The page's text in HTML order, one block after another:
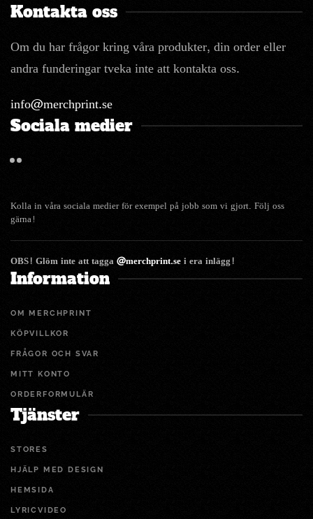
Kontakta oss
Om du har frågor kring våra produkter, din order eller
andra funderingar tveka inte att kontakta oss.
info@merchprint.se
Sociala medier
Kolla in våra sociala medier för exempel på jobb som vi gjort. Följ oss
gärna!
OBS! Glöm inte att tagga@merchprint.sei era inlägg!
Information
OM MERCHPRINT
KÖPVILLKOR
FRÅGOR OCH SVAR
MITT KONTO
ORDERFORMULÄR
Tjänster
STORES
HJÄLP MED DESIGN
HEMSIDA
LYRICVIDEO